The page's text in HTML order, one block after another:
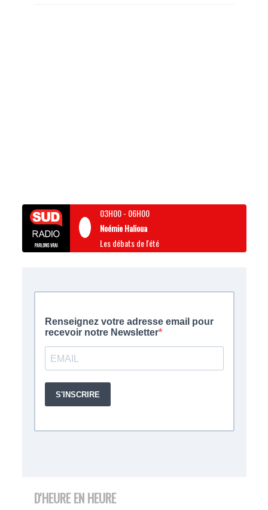
03H00- 06H00
Noémie Halioua
Les débats de l'été
D'HEURE EN HEURE